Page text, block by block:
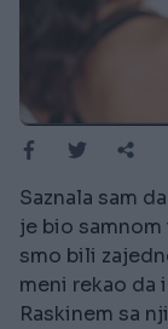
Saznala sam
je bio
smo bili
meni rekao da
Raskinem sa